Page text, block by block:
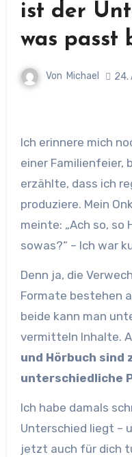
ist der
was passt
Von Michael 24.
Ich erinnere mich noch an eine Unterhaltung auf
einer Familienfeier,
erzählte, dass ich
produziere. Mein
meinte: „Ach so, so
sowas?“ – Ich war
Denn ja, die
Formate bestehen
beide kann man
vermitteln Inhalte.
und Hörbuch sind
unterschiedliche
Ich habe damals
Unterschied liegt –
jetzt auch für dich